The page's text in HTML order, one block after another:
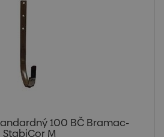
100 BČ Bramac-
StabiCor M